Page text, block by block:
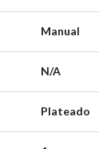
Manual
N/A
Plateado